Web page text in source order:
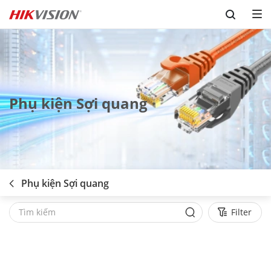
Skip to content
Phụ kiện Sợi quang
Phụ kiện Sợi quang
Filter